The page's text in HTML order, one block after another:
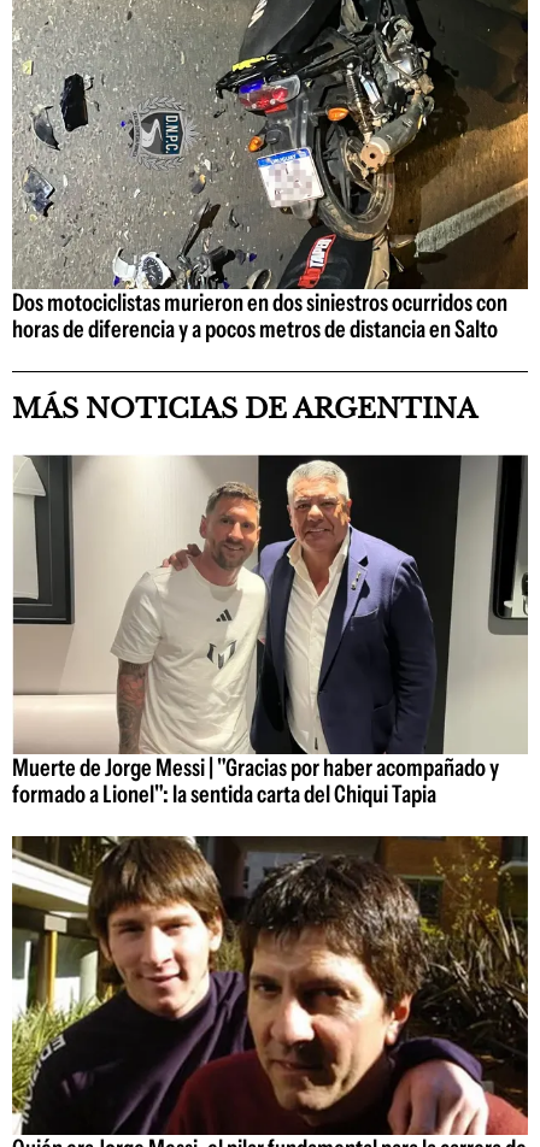
Dos motociclistas murieron en dos siniestros ocurridos con
horas de diferencia y a pocos metros de distancia en Salto
MÁS NOTICIAS DE ARGENTINA
Muerte de Jorge Messi | "Gracias por haber acompañado y
formado a Lionel": la sentida carta del Chiqui Tapia